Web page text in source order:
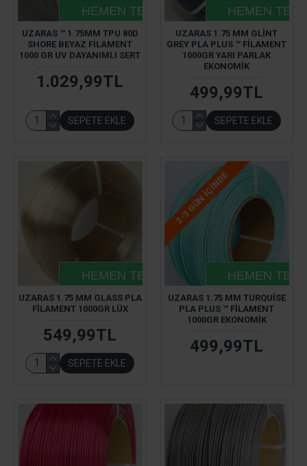
HEMEN TESLIM
UZARAS ™ 1.75MM TPU 80D
SHORE BEYAZ FILAMENT
1000 GR UV DAYANIMLI SERT
1.029,99TL
SEPETE EKLE
HEMEN
UZARAS 1.75 MM GLINT
GREY PLA PLUS ™ FILAMENT
1000GR YARI PARLAK
EKONOMIK
499,99TL
SEPETE EKLE
HEMEN TESLIM
UZARAS 1.75 MM GLASS PLA
FILAMENT 1000GR LÜX
549,99TL
SEPETE EKLE
HEMEN
2-3 GÜN IÇINDE
UZARAS 1.75 MM TURQUISE
PLA PLUS ™ FILAMENT
1000GR EKONOMIK
499,99TL